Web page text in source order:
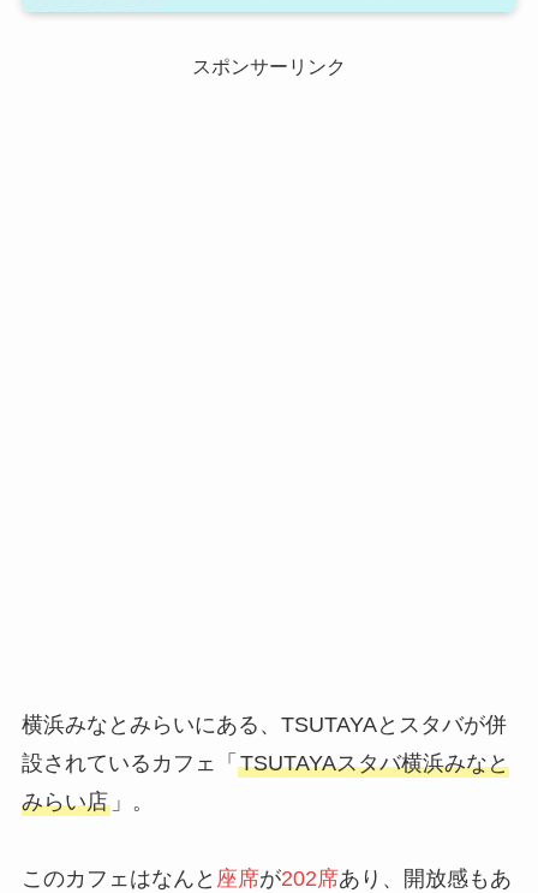
スポンサーリンク
横浜みなとみらいにある、TSUTAYAとスタバが併
設されているカフェ「 TSUTAYAスタバ横浜みなと
みらい店」。
このカフェはなんと 座席が202席あり、開放感もあ